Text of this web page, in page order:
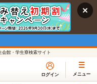
館・学生寮検索サイト
ログイン メニュー